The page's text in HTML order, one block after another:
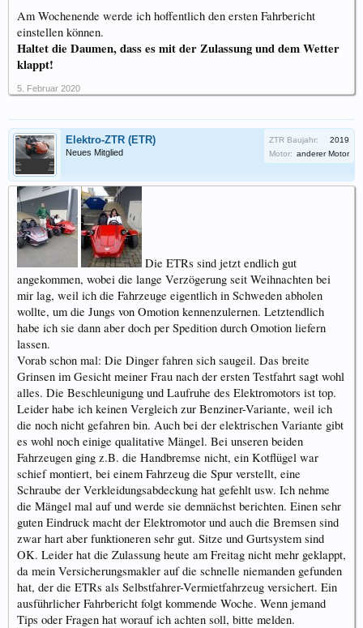
Am Wochenende werde ich hoffentlich den ersten Fahrbericht
einstellen können.
Haltet die Daumen, dass es mit der Zulassung und dem Wetter
klappt!
5. Februar 2020
Elektro-ZTR (ETR)
Neues Mitglied
ZTR Baujahr:
2019
Motor: anderer Motor
Die ETRs sind jetzt endlich gut
angekommen, wobei die lange Verzögerung seit Weihnachten bei
mir lag, weil ich die Fahrzeuge eigentlich in Schweden abholen
wollte, um die Jungs von Omotion kennenzulernen. Letztendlich
habe ich sie dann aber doch per Spedition durch Omotion liefern
lassen.
Vorab schon mal: Die Dinger fahren sich saugeil. Das breite
Grinsen im Gesicht meiner Frau nach der ersten Testfahrt sagt wohl
alles. Die Beschleunigung und Laufruhe des Elektromotors ist top.
Leider habe ich keinen Vergleich zur Benziner-Variante, weil ich
die noch nicht gefahren bin. Auch bei der elektrischen Variante gibt
es wohl noch einige qualitative Mängel. Bei unseren beiden
Fahrzeugen ging z.B. die Handbremse nicht, ein Kotflügel war
schief montiert, bei einem Fahrzeug die Spur verstellt, eine
Schraube der Verkleidungsabdeckung hat gefehlt usw. Ich nehme
die Mängel mal auf und werde sie demnächst berichten. Einen sehr
guten Eindruck macht der Elektromotor und auch die Bremsen sind
zwar hart aber funktioneren sehr gut. Sitze und Gurtsystem sind
OK. Leider hat die Zulassung heute am Freitag nicht mehr geklappt,
da mein Versicherungsmakler auf die schnelle niemanden gefunden
hat, der die ETRs als Selbstfahrer-Vermietfahrzeug versichert. Ein
ausführlicher Fahrbericht folgt kommende Woche. Wenn jemand
Tips oder Fragen hat worauf ich achten soll, bitte melden.